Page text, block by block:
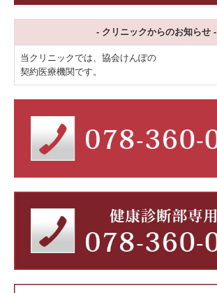
- クリニックからのお知らせ -
当クリニックでは、協会けんぽの
契約医療機関です。